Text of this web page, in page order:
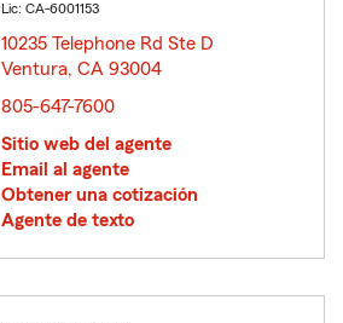
Lic: CA-6001153
10235 Telephone Rd Ste D
Ventura, CA 93004
805-647-7600
Sitio web del agente
Email al agente
Obtener una cotización
Agente de texto